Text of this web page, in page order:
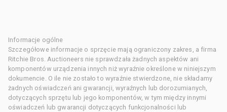
Informacje ogólne
Szczegółowe informacje o sprzęcie mają ograniczony zakres, a firma
Ritchie Bros. Auctioneers nie sprawdzała żadnych aspektów ani
komponentów urządzenia innych niż wyraźnie określone w niniejszym
dokumencie. O ile nie zostało to wyraźnie stwierdzone, nie składamy
żadnych oświadczeń ani gwarancji, wyraźnych lub dorozumianych,
dotyczących sprzętu lub jego komponentów, w tym między innymi
oświadczeń lub gwarancji dotyczących funkcjonalności lub